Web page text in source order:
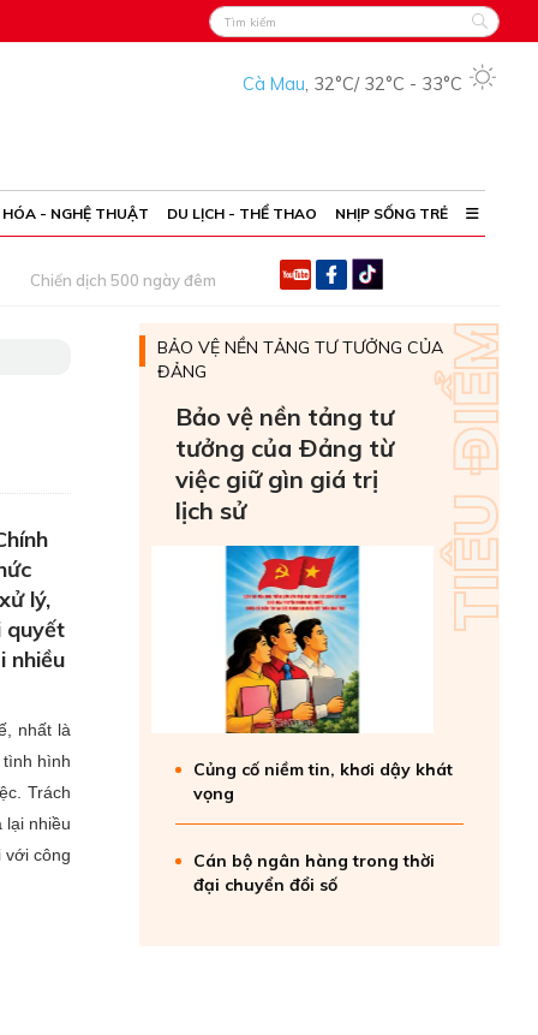
Cà Mau, 32°C/ 32°C - 33°C
- NGHỆ THUẬT DU LỊCH - THỂ THAO NHỊP SỐNG TRẺ
Chiến dịch 500 ngày đêm
lý,
quyết
nhiều
nhất là
hình
Trách
lại nhiều
với công
BẢO VỆ NỀN TẢNG TƯ TƯỞNG CỦA
ĐẢNG
Bảo vệ nền tảng tư
tưởng của Ðảng từ
việc giữ gìn giá trị
lịch sử
Củng cố niềm tin, khơi dậy khát
vọng
Cán bộ ngân hàng trong thời
đại chuyển đổi số